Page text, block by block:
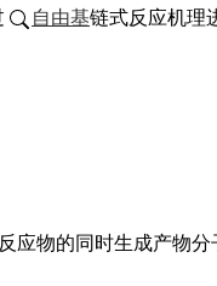
自由基链式反应机理
物的同时生成产物